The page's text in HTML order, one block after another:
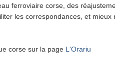
ferroviaire corse, des
les correspondances, et
corse sur la page L'Orariu